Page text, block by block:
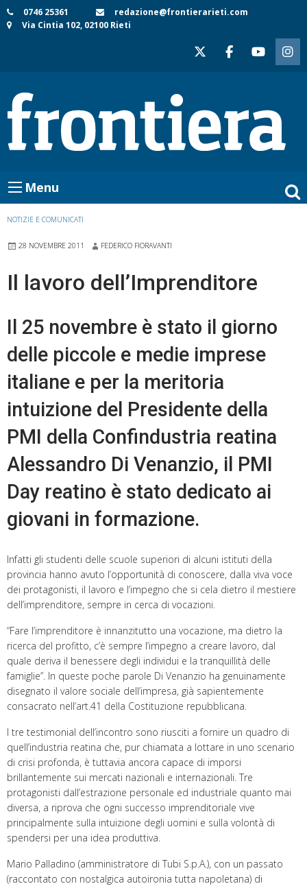
Skip
to
0746 25361
redazione@frontierarieti.com
Via Cintia 102, 02100 Rieti
Menu
NOTIZIE E COMUNICATI
28 NOVEMBRE 2011 FEDERICO FIORAVANTI
Il lavoro dell’Imprenditore
Il 25 novembre è stato il giorno
delle piccole e medie imprese
italiane e per la meritoria
intuizione del Presidente della
PMI della Confindustria reatina
Alessandro Di Venanzio, il PMI
Day reatino è stato dedicato ai
giovani in formazione.
Infatti gli studenti delle scuole superiori di alcuni istituti della
provincia hanno avuto l’opportunità di conoscere, dalla viva voce
dei protagonisti, il lavoro e l’impegno che si cela dietro il mestiere
dell’imprenditore, sempre in cerca di vocazioni.
“Fare l’imprenditore è innanzitutto una vocazione, ma dietro la
ricerca del profitto, c’è sempre l’impegno a creare lavoro, dal
quale deriva il benessere degli individui e la tranquillità delle
famiglie”. In queste poche parole Di Venanzio ha genuinamente
disegnato il valore sociale dell’impresa, già sapientemente
consacrato nell’art.41 della Costituzione repubblicana.
I tre testimonial dell’incontro sono riusciti a fornire un quadro di
quell’industria reatina che, pur chiamata a lottare in uno scenario
di crisi profonda, è tuttavia ancora capace di imporsi
brillantemente sui mercati nazionali e internazionali. Tre
protagonisti dall’estrazione personale ed industriale quanto mai
diversa, a riprova che ogni successo imprenditoriale vive
principalmente sulla intuizione degli uomini e sulla volontà di
spendersi per una idea produttiva.
Mario Palladino (amministratore di Tubi S.p.A.), con un passato
(raccontato con nostalgica autoironia tutta napoletana) di